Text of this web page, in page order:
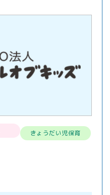
きょうだい児保育